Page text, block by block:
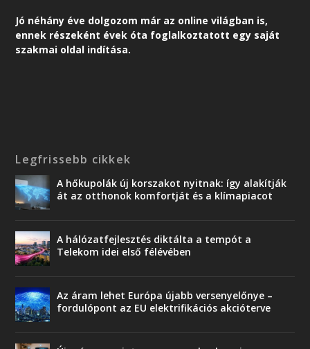
Jó néhány éve dolgozom már az online világban is,
ennek részeként évek óta foglalkoztatott egy saját
szakmai oldal indítása.
Legfrissebb cikkek
A hőkupolák új korszakot nyitnak: így alakítják
át az otthonok komfortját és a klímapiacot
A hálózatfejlesztés diktálta a tempót a
Telekom idei első félévében
Az áram lehet Európa újabb versenyelőnye –
fordulópont az EU elektrifikációs akcióterve